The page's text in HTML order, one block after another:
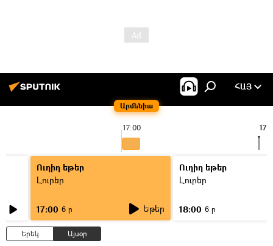
Արմենիա
ՀԱՅ
17:00
Ուղիղ եթեր
Լուրեր
17:00 6 ր Եթեր
Ուղիղ եթեր
Լուրեր
18:00 6 ր
Երեկ Այսօր